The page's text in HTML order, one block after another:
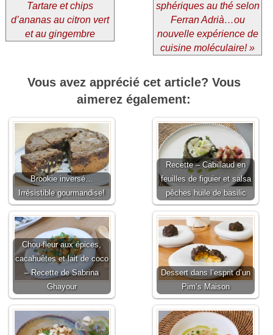
Tartare et chips
d’ananas au citron vert
et au gingembre
sphériques au thé selon
Ferran Adrià…ou
nouvelle expérience de
cuisine moléculaire! »
Vous avez apprécié cet article? Vous
aimerez également:
Brookie inversé…
Irrésistible gourmandise!
Recette – Cabillaud en
feuilles de figuier et salsa
pêches huile de basilic
Chou-fleur aux épices,
cacahuètes et lait de coco
– Recette de Sabrina
Ghayour
Dessert dans l’esprit d’un
Pim’s Maison